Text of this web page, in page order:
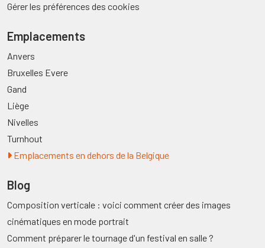
Gérer les préférences des cookies
Emplacements
Anvers
Bruxelles Evere
Gand
Liège
Nivelles
Turnhout
Emplacements en dehors de la Belgique
Blog
Composition verticale : voici comment créer des images
cinématiques en mode portrait
Comment préparer le tournage d'un festival en salle ?